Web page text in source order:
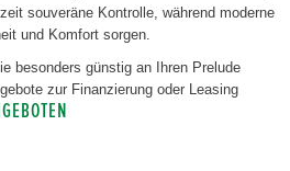
souveräne Kontrolle, während moderne
und Komfort sorgen.
besonders günstig an Ihren Prelude
zur Finanzierung oder Leasing